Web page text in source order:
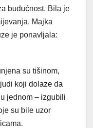
budućnost. Bila je
Majka
je ponavljala:
su tišinom,
koji dolaze da
jednom – izgubili
su bile uzor